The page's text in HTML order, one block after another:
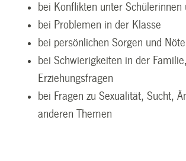
bei Konflikten unter Schülerinnen
bei Problemen in der Klasse
bei persönlichen Sorgen und
bei Schwierigkeiten in der
Erziehungsfragen
bei Fragen zu Sexualität, Sucht,
anderen Themen